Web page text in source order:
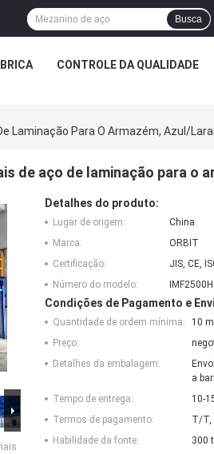
Busca
CONTROLE DA QUALIDADE
Laminação Para O Armazém, Azul/
de aço de laminação para o
Detalhes do produto:
Lugar de origem:
China
Marca:
ORBIT
Certificação:
JIS, CE,
Número do modelo:
Condições de Pagamento e
Quantidade de ordem mínima:
10
Preço:
Detalhes da embalagem:
a
Tempo de entrega:
10-
Termos de pagamento:
T/T,
Habilidade da fonte:
300